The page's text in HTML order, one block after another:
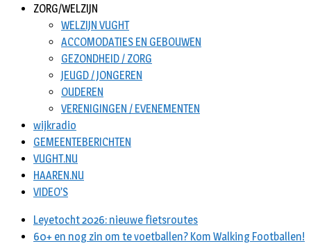
ZORG/WELZIJN
WELZIJN VUGHT
ACCOMODATIES EN GEBOUWEN
GEZONDHEID / ZORG
JEUGD / JONGEREN
OUDEREN
VERENIGINGEN / EVENEMENTEN
wijkradio
GEMEENTEBERICHTEN
VUGHT.NU
HAAREN.NU
VIDEO’S
Leyetocht 2026: nieuwe fietsroutes
60+ en nog zin om te voetballen? Kom Walking Footballen!